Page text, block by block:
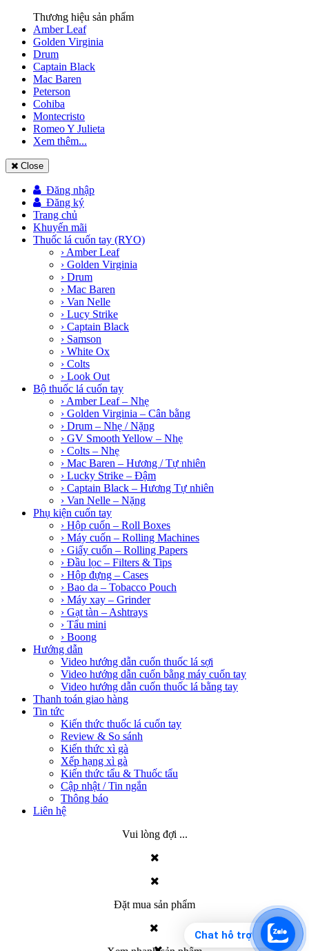
Thương hiệu sản phẩm
Amber Leaf
Golden Virginia
Drum
Captain Black
Mac Baren
Peterson
Cohiba
Montecristo
Romeo Y Julieta
Xem thêm...
Close
Đăng nhập
Đăng ký
Trang chủ
Khuyến mãi
Thuốc lá cuốn tay (RYO)
› Amber Leaf
› Golden Virginia
› Drum
› Mac Baren
› Van Nelle
› Lucy Strike
› Captain Black
› Samson
› White Ox
› Colts
› Look Out
Bộ thuốc lá cuốn tay
› Amber Leaf – Nhẹ
› Golden Virginia – Cân bằng
› Drum – Nhẹ / Nặng
› GV Smooth Yellow – Nhẹ
› Colts – Nhẹ
› Mac Baren – Hương / Tự nhiên
› Lucky Strike – Đậm
› Captain Black – Hương Tự nhiên
› Van Nelle – Nặng
Phụ kiện cuốn tay
› Hộp cuốn – Roll Boxes
› Máy cuốn – Rolling Machines
› Giấy cuốn – Rolling Papers
› Đầu lọc – Filters & Tips
› Hộp đựng – Cases
› Bao da – Tobacco Pouch
› Máy xay – Grinder
› Gạt tàn – Ashtrays
› Tẩu mini
› Boong
Hướng dẫn
Video hướng dẫn cuốn thuốc lá sợi
Video hướng dẫn cuốn bằng máy cuốn tay
Video hướng dẫn cuốn thuốc lá bằng tay
Thanh toán giao hàng
Tin tức
Kiến thức thuốc lá cuốn tay
Review & So sánh
Kiến thức xì gà
Xếp hạng xì gà
Kiến thức tẩu & Thuốc tẩu
Cập nhật / Tin ngắn
Thông báo
Liên hệ
Vui lòng đợi ...
Đặt mua sản phẩm
Chat hỗ trợ